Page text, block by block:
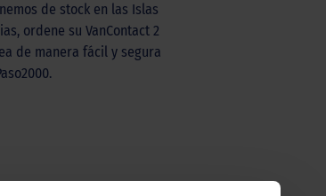
de stock en las Islas
ordene su VanContact 2
de manera fácil y segura